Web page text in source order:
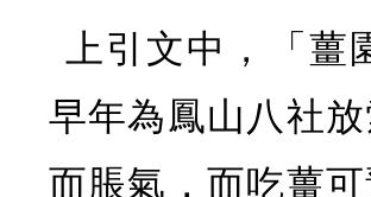
上引文中，「薑
早年為鳳山八社
而脹氣，而吃薑